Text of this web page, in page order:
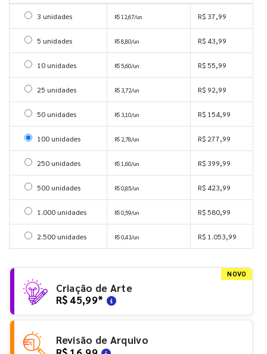
Selecionar 3 unidades
3 unidades R$ 12,67/un R$ 37,99
Selecionar 5 unidades
5 unidades R$ 8,80/un R$ 43,99
Selecionar 10 unidades
10 unidades R$ 5,60/un R$ 55,99
Selecionar 25 unidades
25 unidades R$ 3,72/un R$ 92,99
Selecionar 50 unidades
50 unidades R$ 3,10/un R$ 154,99
Selecionar 100 unidades
100 unidades R$ 2,78/un R$ 277,99
Selecionar 250 unidades
250 unidades R$ 1,60/un R$ 399,99
Selecionar 500 unidades
500 unidades R$ 0,85/un R$ 423,99
Selecionar 1000 unidades
1.000 unidades R$ 0,59/un R$ 580,99
Selecionar 2500 unidades
2.500 unidades R$ 0,43/un R$ 1.053,99
NOVO
Criação de Arte
R$ 45,99*
Revisão de Arquivo